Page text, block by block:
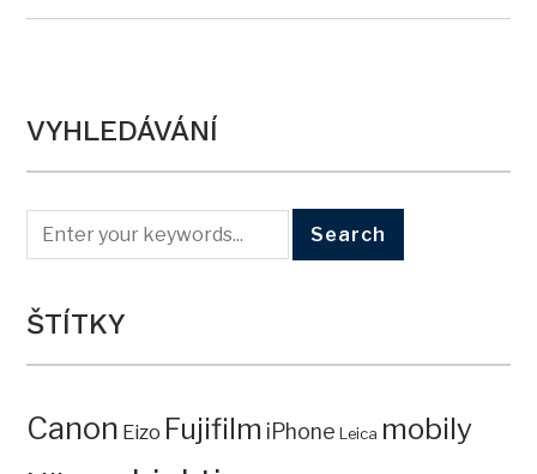
VYHLEDÁVÁNÍ
ŠTÍTKY
Canon Eizo Fujifilm iPhone Leica mobily